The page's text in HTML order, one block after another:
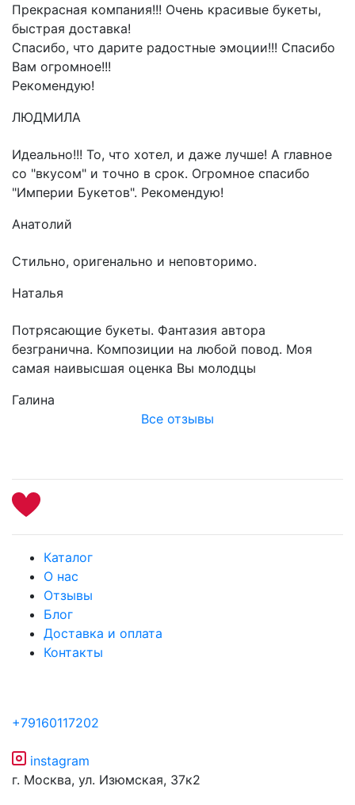
Прекрасная компания!!! Очень красивые букеты,
быстрая доставка!
Спасибо, что дарите радостные эмоции!!! Спасибо
Вам огромное!!!
Рекомендую!
ЛЮДМИЛА
Идеально!!! То, что хотел, и даже лучше! А главное
со "вкусом" и точно в срок. Огромное спасибо
"Империи Букетов". Рекомендую!
Анатолий
Стильно, оригенально и неповторимо.
Наталья
Потрясающие букеты. Фантазия автора
безгранична. Композиции на любой повод. Моя
самая наивысшая оценка Вы молодцы
Галина
Все отзывы
Каталог
О нас
Отзывы
Блог
Доставка и оплата
Контакты
+79160117202
instagram
г. Москва, ул. Изюмская, 37к2